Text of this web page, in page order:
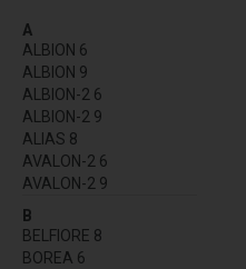
A
ALBION 6
ALBION 9
ALBION-2 6
ALBION-2 9
ALIAS 8
AVALON-2 6
AVALON-2 9
B
BELFIORE 8
BOREA 6